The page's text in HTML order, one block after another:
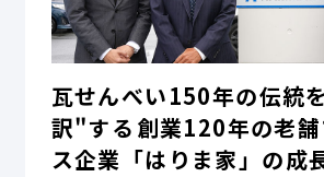
瓦せんべい150年の伝統
訳"する――創業120年の老
ス企業「はりま家」の成